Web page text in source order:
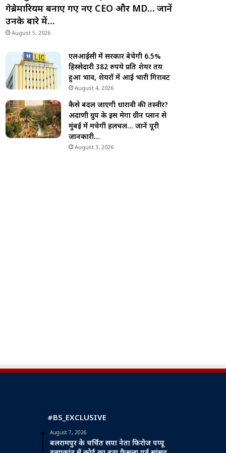
गेब्रेमारियम बनाए गए नए CEO और MD… जानें
उनके बारे में…
August 5, 2026
एलआईसी में सरकार बेचेगी 6.5%
हिस्सेदारी 382 रुपये प्रति शेयर तय
हुआ भाव, शेयरों में आई भारी गिरावट
August 4, 2026
कैसे बदल जाएगी धारावी की तस्वीर?
अदाणी ग्रुप के इस मेगा ग्रीन प्लान से
मुंबई में मचेगी हलचल… जानें पूरी
जानकारी…
August 3, 2026
#BS_EXCLUSIVE
August 7, 2026
बलरामपुर के चर्चित सपा नेता फिरोज पप्पू